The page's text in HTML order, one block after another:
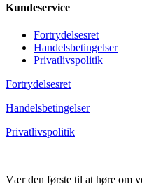
Kundeservice
Fortrydelsesret
Handelsbetingelser
Privatlivspolitik
Fortrydelsesret
Handelsbetingelser
Privatlivspolitik
Vær den første til at høre om